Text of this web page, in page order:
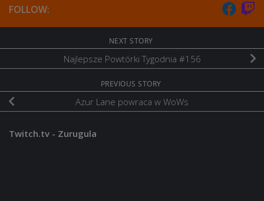
FOLLOW:
NEXT STORY
Najlepsze Powtórki Tygodnia #156
PREVIOUS STORY
Azur Lane powraca w WoWs
Twitch.tv - Zurugula